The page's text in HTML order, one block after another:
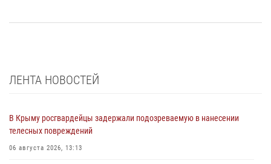
ЛЕНТА НОВОСТЕЙ
В Крыму росгвардейцы задержали подозреваемую в нанесении
телесных повреждений
06 августа 2026, 13:13